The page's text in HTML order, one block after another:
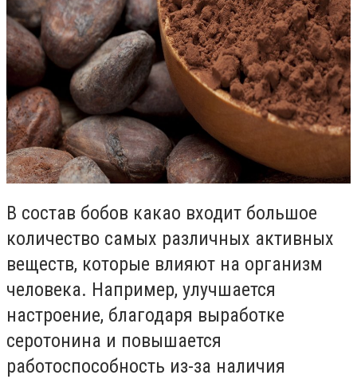
В состав бобов какао входит большое
количество самых различных активных
веществ, которые влияют на организм
человека. Например, улучшается
настроение, благодаря выработке
серотонина и повышается
работоспособность из-за наличия